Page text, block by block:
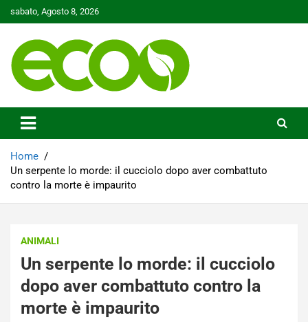
to
sabato, Agosto 8, 2026
Ecoo.it
Home
Un serpente lo morde: il cucciolo dopo aver combattuto
contro la morte è impaurito
ANIMALI
Un serpente lo morde: il cucciolo
dopo aver combattuto contro la
morte è impaurito